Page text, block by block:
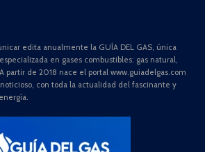
edita anualmente la GUÍA DEL GAS, única
en gases combustibles: gas natural,
partir de 2018 nace el portal www.guiadelgas.com
con toda la actualidad del fascinante y